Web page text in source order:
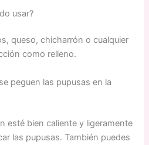
usar?
queso, chicharrón o cualquier
como relleno.
peguen las pupusas en la
esté bien caliente y ligeramente
las pupusas. También puedes